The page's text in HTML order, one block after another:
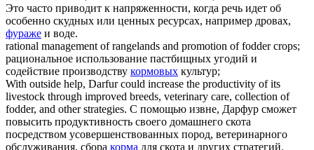
Это часто приводит к напряженности, когда речь идет об
особенно скудных или ценных ресурсах, например дровах,
фураже и воде.
rational management of rangelands and promotion offoddercrops;
рациональное использование пастбищных угодий и
содействие производству кормовых культур;
With outside help, Darfur could increase the productivity of its
livestock through improved breeds, veterinary care, collection of
fodder, and other strategies. С помощью извне, Дарфур сможет
повысить продуктивность своего домашнего скота
посредством усовершенствованных пород, ветеринарного
обслуживания, сбора корма для скота и других стратегий.